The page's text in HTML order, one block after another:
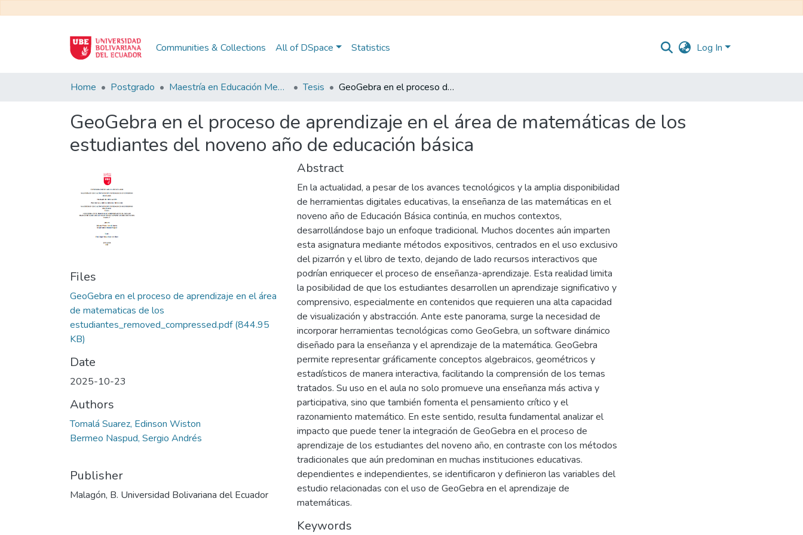
Communities & Collections All of DSpace Statistics Log In
Home Postgrado Maestría en Educación Mención en Pedagogía en Entornos Digitales Tesis GeoGebra en el proceso de aprendizaje en el área de matemáticas de los estudiantes del noveno año de educación básica
GeoGebra en el proceso de aprendizaje en el área de matemáticas de los
estudiantes del noveno año de educación básica
Files
GeoGebra en el proceso de aprendizaje en el área
de matematicas de los
estudiantes_removed_compressed.pdf(844.95
KB)
Date
2025-10-23
Authors
Tomalá Suarez, Edinson Wiston
Bermeo Naspud, Sergio Andrés
Publisher
Malagón, B. Universidad Bolivariana del Ecuador
Abstract
En la actualidad, a pesar de los avances tecnológicos y la amplia disponibilidad
de herramientas digitales educativas, la enseñanza de las matemáticas en el
noveno año de Educación Básica continúa, en muchos contextos,
desarrollándose bajo un enfoque tradicional. Muchos docentes aún imparten
esta asignatura mediante métodos expositivos, centrados en el uso exclusivo
del pizarrón y el libro de texto, dejando de lado recursos interactivos que
podrían enriquecer el proceso de enseñanza-aprendizaje. Esta realidad limita
la posibilidad de que los estudiantes desarrollen un aprendizaje significativo y
comprensivo, especialmente en contenidos que requieren una alta capacidad
de visualización y abstracción. Ante este panorama, surge la necesidad de
incorporar herramientas tecnológicas como GeoGebra, un software dinámico
diseñado para la enseñanza y el aprendizaje de la matemática. GeoGebra
permite representar gráficamente conceptos algebraicos, geométricos y
estadísticos de manera interactiva, facilitando la comprensión de los temas
tratados. Su uso en el aula no solo promueve una enseñanza más activa y
participativa, sino que también fomenta el pensamiento crítico y el
razonamiento matemático. En este sentido, resulta fundamental analizar el
impacto que puede tener la integración de GeoGebra en el proceso de
aprendizaje de los estudiantes del noveno año, en contraste con los métodos
tradicionales que aún predominan en muchas instituciones educativas.
dependientes e independientes, se identificaron y definieron las variables del
estudio relacionadas con el uso de GeoGebra en el aprendizaje de
matemáticas.
Keywords